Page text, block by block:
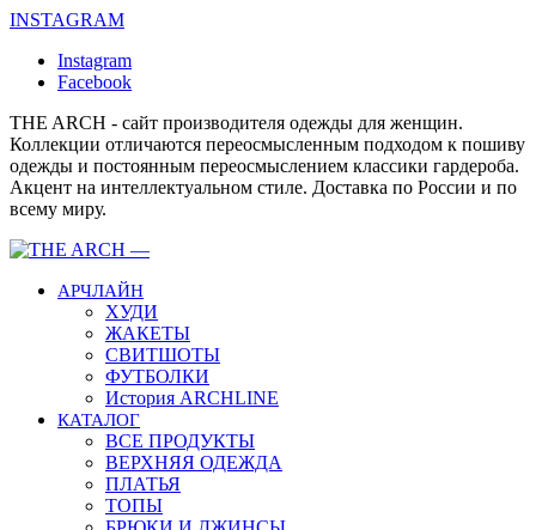
INSTAGRAM
Instagram
Facebook
THE ARCH - сайт производителя одежды для женщин.
Коллекции отличаются переосмысленным подходом к пошиву
одежды и постоянным переосмыслением классики гардероба.
Акцент на интеллектуальном стиле. Доставка по России и по
всему миру.
АРЧЛАЙН
ХУДИ
ЖАКЕТЫ
СВИТШОТЫ
ФУТБОЛКИ
История ARCHLINE
КАТАЛОГ
ВСЕ ПРОДУКТЫ
ВЕРХНЯЯ ОДЕЖДА
ПЛАТЬЯ
ТОПЫ